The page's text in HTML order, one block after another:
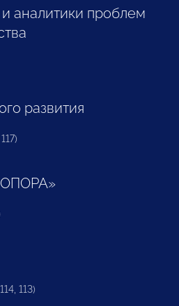
аналитики проблем
развития
113)